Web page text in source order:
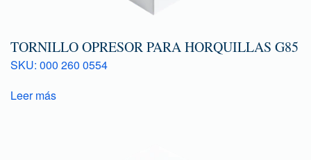
TORNILLO OPRESOR PARA HORQUILLAS G85
SKU: 000 260 0554
Leer más